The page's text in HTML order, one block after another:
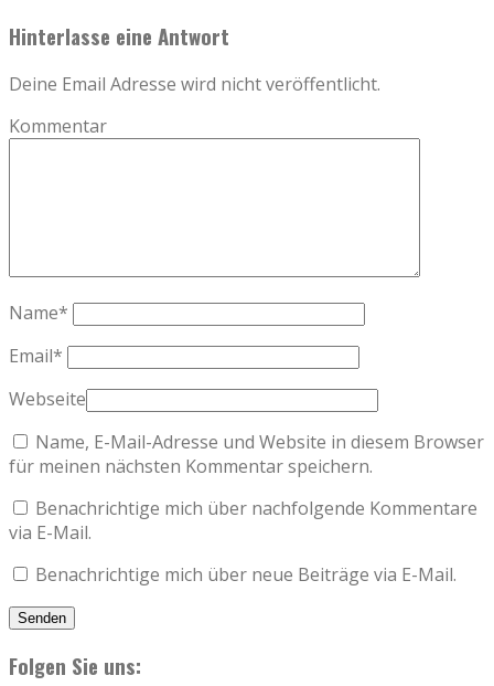
Hinterlasse eine Antwort
Deine Email Adresse wird nicht veröffentlicht.
Kommentar
Name*
Email*
Webseite
Name, E-Mail-Adresse und Website in diesem Browser
für meinen nächsten Kommentar speichern.
Benachrichtige mich über nachfolgende Kommentare
via E-Mail.
Benachrichtige mich über neue Beiträge via E-Mail.
Folgen Sie uns: